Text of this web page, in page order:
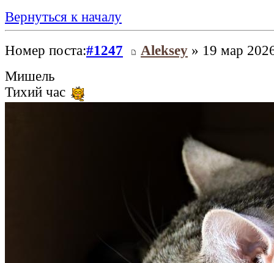
Вернуться к началу
Номер поста:#1247 Aleksey » 19 мар
Мишель
Тихий час